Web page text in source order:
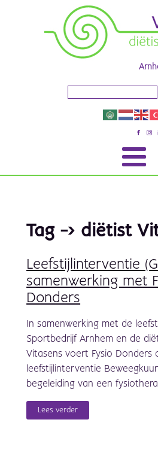
Tag -> diëtist
Leefstijlinterventie
samenwerking met
Donders
In samenwerking met de
Sportbedrijf Arnhem en de
Vitasens voert Fysio Donders
leefstijlinterventie
begeleiding van een
Lees verder